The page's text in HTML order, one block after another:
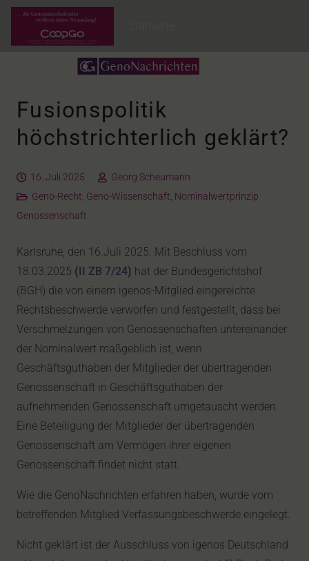
Fusionspolitik
höchstrichterlich geklärt?
16. Juli 2025
Georg Scheumann
Geno-Recht, Geno-Wissenschaft, Nominalwertprinzip
Genossenschaft
Karlsruhe, den 16.Juli 2025. Mit Beschluss vom
18.03.2025 (II ZB 7/24) hat der Bundesgerichtshof
(BGH) die von einem igenos-Mitglied eingereichte
Rechtsbeschwerde verworfen und festgestellt, dass bei
Verschmelzungen von Genossenschaften untereinander
der Nominalwert maßgeblich ist, wenn
Geschäftsguthaben der Mitglieder der übertragenden
Genossenschaft in Geschäftsguthaben der
aufnehmenden Genossenschaft umgetauscht werden.
Eine Beteiligung der Mitglieder der übertragenden
Genossenschaft am Vermögen ihrer eigenen
Genossenschaft findet nicht statt.
Wie die GenoNachrichten erfahren haben, wurde vom
betreffenden Mitglied Verfassungsbeschwerde eingelegt.
Nicht geklärt ist der Ausschluss von igenos Deutschland